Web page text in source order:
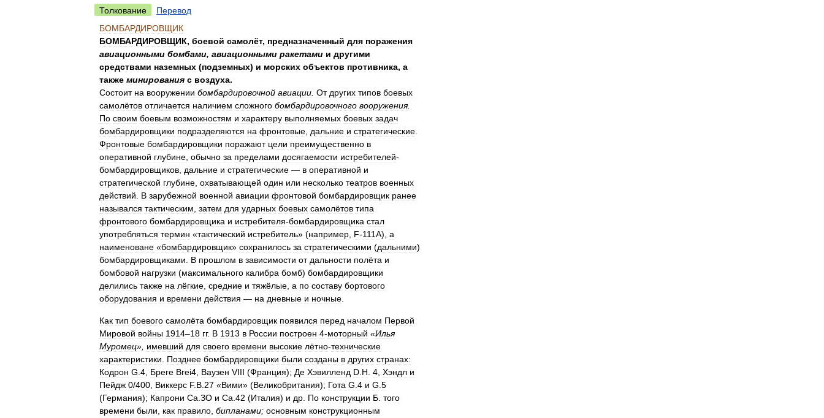
Толкование
Перевод
БОМБАРДИРОВЩИК
БОМБАРДИРОВЩИК, боевой самолёт, предназначенный для поражения
авиационными бомбами, авиационными ракетами и другими
средствами наземных (подземных) и морских объектов противника, а
также минирования с воздуха.
Состоит на вооружении бомбардировочной авиации От других типов боевых
самолётов отличается наличием сложного бомбардировочного вооружения.
По своим боевым возможностям и характеру выполняемых боевых задач
бомбардировщики подразделяются на фронтовые дальние и стратегические
Фронтовые бомбардировщики поражают цели преимущественно в
оперативной глубине обычно за пределами досягаемости истребителей-
бомбардировщиков дальние и стратегические — в оперативной и
стратегической глубине охватывающей один или несколько театров военных
действий
В зарубежной военной авиации фронтовой бомбардировщик ранее
назывался тактическим затем для ударных боевых самолётов типа
фронтового бомбардировщика и истребителя-бомбардировщика стал
употребляться термин «тактический истребитель» (например F-111A), а
наименоване «бомбардировщик» сохранилось за стратегическими (дальними)
бомбардировщиками
В прошлом в зависимости от дальности полёта и
бомбовой нагрузки (максимального калибра бомб) бомбардировщики
делились также на лёгкие средние и тяжёлые а по составу бортового
оборудования и времени действия — на дневные и ночные
Как тип боевого самолёта бомбардировщик появился перед началом Первой
Мировой войны 1914–18 гг. В 1913 в России построен 4-моторный «Илья
Муромец», имевший для своего времени высокие лётно-технические
характеристики
Позднее бомбардировщики были созданы в других странах:
Кодрон G 4 Бреге Brei4 Ваузен VIII (Франция); Де Хэвилленд D H 4 Хэндл и
Пейдж 0/400 Виккерс F. B 27 «Вими» (Великобритания); Гота G 4 и G 5
(Германия); Капрони Са ЗО и Са 42 (Италия) и др По конструкции Б того
времени были как правило бипланами; основным конструкционным